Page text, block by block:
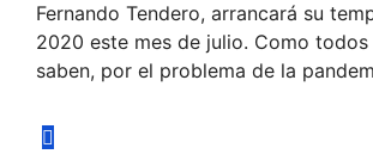
Fernando Tendero, arrancará su
2020 este mes de julio. Como todos
saben, por el problema de la